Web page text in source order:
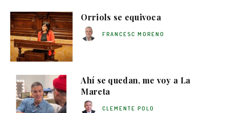
Orriols se equivoca
FRANCESC MORENO
Ahí se quedan, me voy a La
Mareta
CLEMENTE POLO